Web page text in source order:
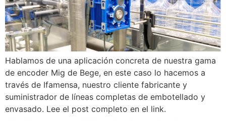
Hablamos de una aplicación concreta de nuestra gama
de encoder Mig de Bege, en este caso lo hacemos a
través de Ifamensa, nuestro cliente fabricante y
suministrador de líneas completas de embotellado y
envasado. Lee el post completo en el link.